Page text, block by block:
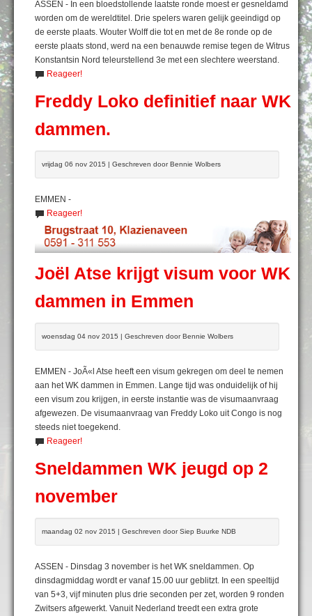
ASSEN - In een bloedstollende laatste ronde moest er gesneldamd
worden om de wereldtitel. Drie spelers waren gelijk geeindigd op
de eerste plaats. Wouter Wolff die tot en met de 8e ronde op de
eerste plaats stond, werd na een benauwde remise tegen de Witrus
Konstantsin Nord teleurstellend 3e met een slechtere weerstand.
Reageer!
Freddy Loko definitief naar WK
dammen.
vrijdag 06 nov 2015 | Geschreven door Bennie Wolbers
EMMEN -
Reageer!
Joël Atse krijgt visum voor WK
dammen in Emmen
woensdag 04 nov 2015 | Geschreven door Bennie Wolbers
EMMEN - JoÃ«l Atse heeft een visum gekregen om deel te nemen
aan het WK dammen in Emmen. Lange tijd was onduidelijk of hij
een visum zou krijgen, in eerste instantie was de visumaanvraag
afgewezen. De visumaanvraag van Freddy Loko uit Congo is nog
steeds niet toegekend.
Reageer!
Sneldammen WK jeugd op 2
november
maandag 02 nov 2015 | Geschreven door Siep Buurke NDB
ASSEN - Dinsdag 3 november is het WK sneldammen. Op
dinsdagmiddag wordt er vanaf 15.00 uur geblitzt. In een speeltijd
van 5+3, vijf minuten plus drie seconden per zet, worden 9 ronden
Zwitsers afgewerkt. Vanuit Nederland treedt een extra grote